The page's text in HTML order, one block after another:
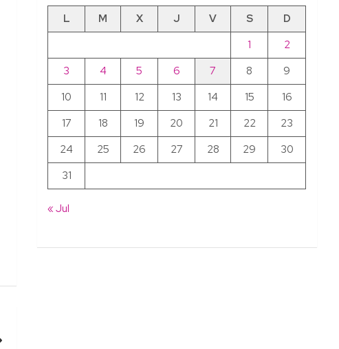
L
M X J V S
D
1
2
3
4 5 6 7 8
9
10
11 12 13 14 15
16
17
18 19 20 21 22
23
24
25 26 27 28 29
30
31
« Jul